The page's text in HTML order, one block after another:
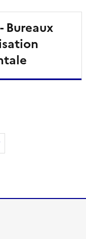
Bureaux
par email